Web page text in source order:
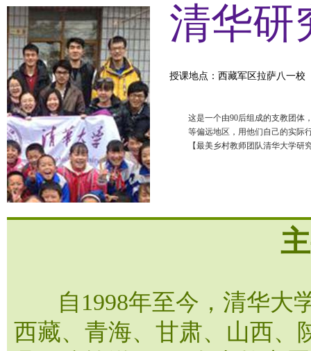
清华研
授课地点：西藏军区拉萨八一校
这是一个由90后组成的支教团体
等偏远地区，用他们自己的实际
【最美乡村教师团队清华大学研
自1998年至今，清华大
西藏、青海、甘肃、山西、